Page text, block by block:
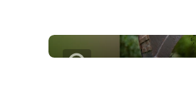
Evenement aanmelden
Meest gelezen